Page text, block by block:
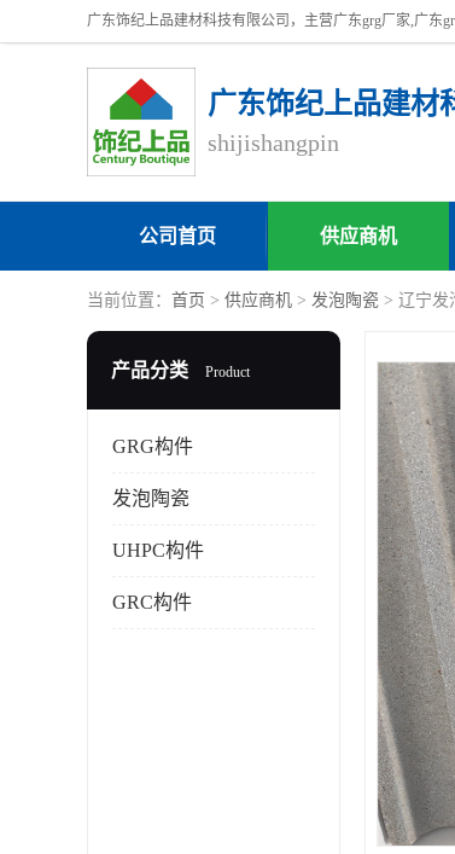
广东饰纪上品建材
shijishangpin
公司首页 供应商机
当前位置： 首页 > 供应商机 > 发泡陶瓷 > 辽宁发
产品分类 Product
GRG构件
发泡陶瓷
UHPC构件
GRC构件